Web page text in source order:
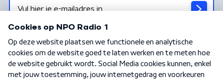
Algemene voorwaarden